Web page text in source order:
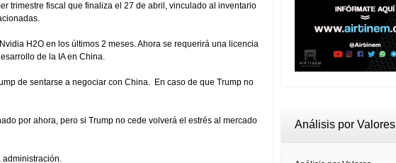
trimestre fiscal que finaliza el 27 de abril, vinculado al inventario
H2O en los últimos 2 meses. Ahora se requerirá una licencia
de la IA en China.
de sentarse a negociar con China. En caso de que Trump no
por ahora, pero si Trump no cede volverá el estrés al mercado
administración.
Análisis por Valores